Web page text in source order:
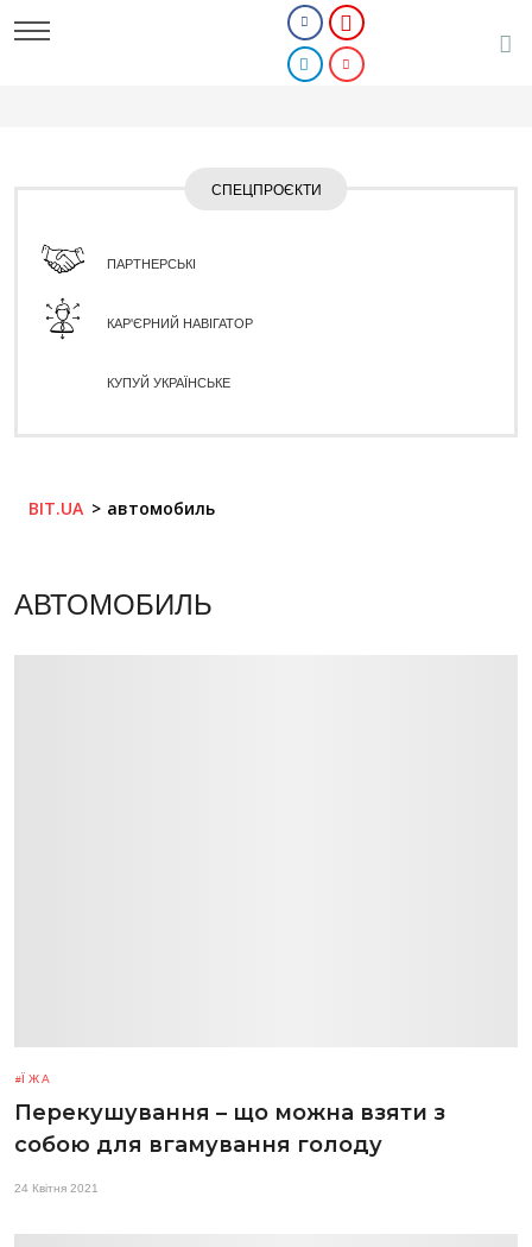
СПЕЦПРОЄКТИ
ПАРТНЕРСЬКІ
КАР'ЄРНИЙ НАВІГАТОР
КУПУЙ УКРАЇНСЬКЕ
BIT.UA автомобиль
АВТОМОБИЛЬ
ЇЖА
Перекушування – що можна взяти з
собою для вгамування голоду
24 Квітня 2021